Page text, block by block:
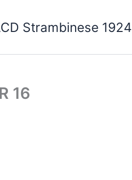
Strambinese 1924
16